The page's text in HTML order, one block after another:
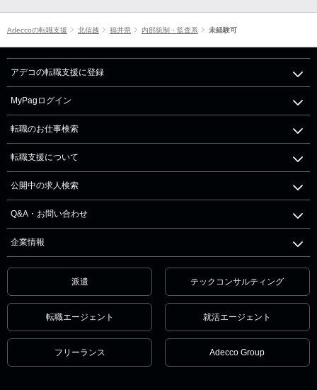
Adeccoの転職支援 北信越 福井県 内部統制・監査系 未経験可
アデコの転職支援に登録
MyPagログイン
転職のお仕事検索
転職支援について
公開中の求人検索
Q&A・お問い合わせ
企業情報
派遣 テックコンサルティング
転職エージェント 就活エージェント
フリーランス Adecco Group